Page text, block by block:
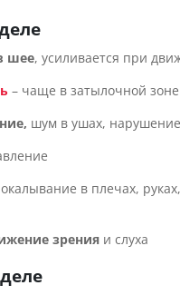
шее, усиливается при
– чаще в затылочной зоне
шум в ушах,
в плечах,
зрения и слуха